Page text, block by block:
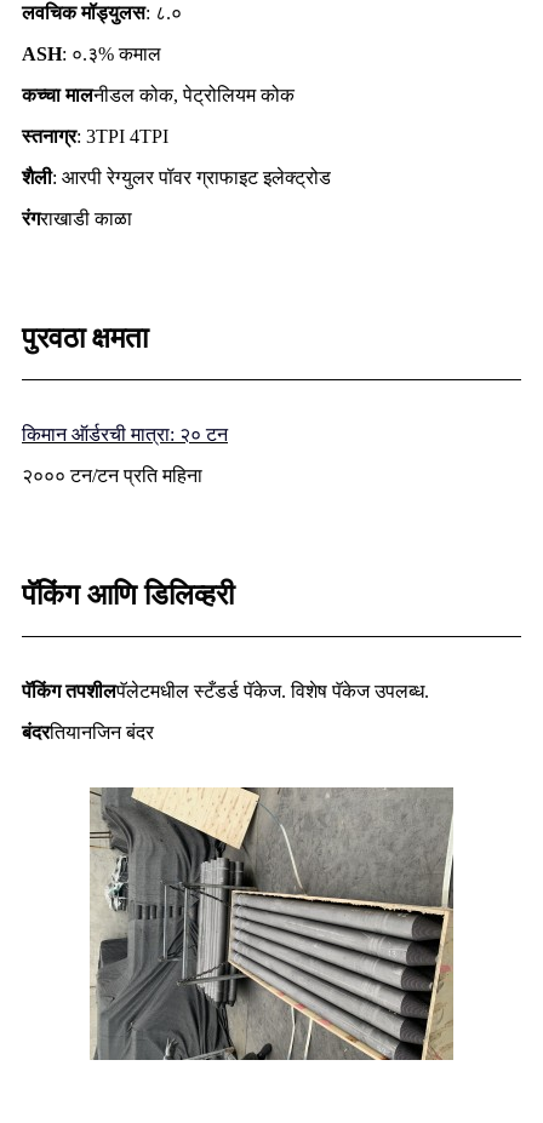
लवचिक मॉड्युलस: ८.०
ASH: ०.३% कमाल
कच्चा मालनीडल कोक, पेट्रोलियम कोक
स्तनाग्र: 3TPI 4TPI
शैली: आरपी रेग्युलर पॉवर ग्राफाइट इलेक्ट्रोड
रंगराखाडी काळा
पुरवठा क्षमता
किमान ऑर्डरची मात्रा: २० टन
२००० टन/टन प्रति महिना
पॅकिंग आणि डिलिव्हरी
पॅकिंग तपशीलपॅलेटमधील स्टँडर्ड पॅकेज. विशेष पॅकेज उपलब्ध.
बंदरतियानजिन बंदर